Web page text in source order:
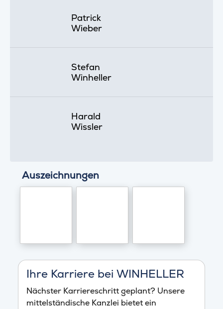
Patrick
Wieber
Stefan
Winheller
Harald
Wissler
Auszeichnungen
Ihre Karriere bei WINHELLER
Nächster Karriereschritt geplant? Unsere
mittelständische Kanzlei bietet ein